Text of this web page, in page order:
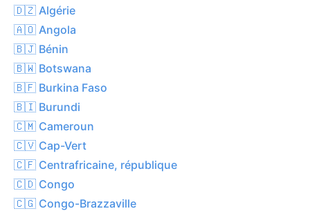
🇩🇿 Algérie
🇦🇴 Angola
🇧🇯 Bénin
🇧🇼 Botswana
🇧🇫 Burkina Faso
🇧🇮 Burundi
🇨🇲 Cameroun
🇨🇻 Cap-Vert
🇨🇫 Centrafricaine, république
🇨🇩 Congo
🇨🇬 Congo-Brazzaville